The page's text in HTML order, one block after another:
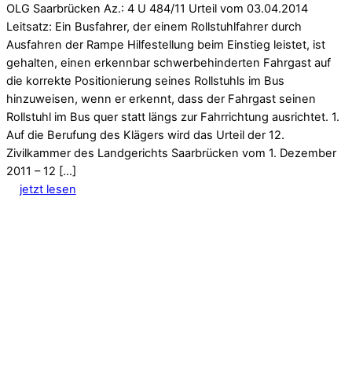
OLG Saarbrücken Az.: 4 U 484/11 Urteil vom 03.04.2014
Leitsatz: Ein Busfahrer, der einem Rollstuhlfahrer durch
Ausfahren der Rampe Hilfestellung beim Einstieg leistet, ist
gehalten, einen erkennbar schwerbehinderten Fahrgast auf
die korrekte Positionierung seines Rollstuhls im Bus
hinzuweisen, wenn er erkennt, dass der Fahrgast seinen
Rollstuhl im Bus quer statt längs zur Fahrrichtung ausrichtet. 1.
Auf die Berufung des Klägers wird das Urteil der 12.
Zivilkammer des Landgerichts Saarbrücken vom 1. Dezember
2011 – 12 […]
jetzt lesen